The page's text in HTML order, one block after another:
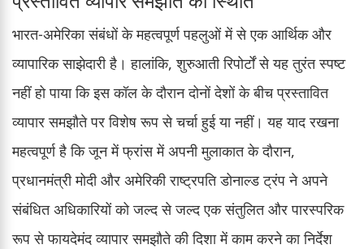
भारत-अमेरिका संबंधों के महत्वपूर्ण पहलुओं में से एक आर्थिक और
व्यापारिक साझेदारी है। हालांकि, शुरुआती रिपोर्टों से यह तुरंत स्पष्ट
नहीं हो पाया कि इस कॉल के दौरान दोनों देशों के बीच प्रस्तावित
व्यापार समझौते पर विशेष रूप से चर्चा हुई या नहीं। यह याद रखना
महत्वपूर्ण है कि जून में फ्रांस में अपनी मुलाकात के दौरान,
प्रधानमंत्री मोदी और अमेरिकी राष्ट्रपति डोनाल्ड ट्रंप ने अपने
संबंधित अधिकारियों को जल्द से जल्द एक संतुलित और पारस्परिक
रूप से फायदेमंद व्यापार समझौते की दिशा में काम करने का निर्देश